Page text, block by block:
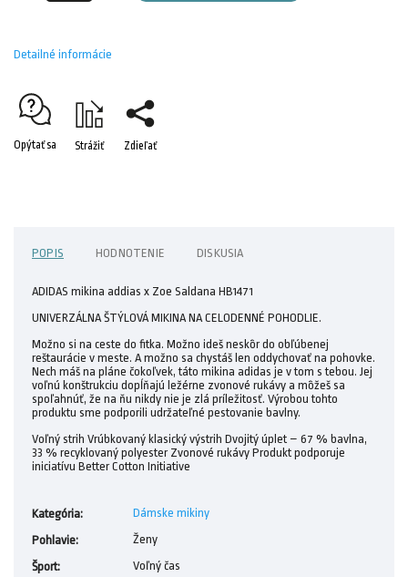
Detailné informácie
Opýtať sa Strážiť Zdieľať
POPIS HODNOTENIE DISKUSIA
ADIDAS mikina addias x Zoe Saldana HB1471
UNIVERZÁLNA ŠTÝLOVÁ MIKINA NA CELODENNÉ POHODLIE.
Možno si na ceste do fitka. Možno ideš neskôr do obľúbenej
reštaurácie v meste. A možno sa chystáš len oddychovať na pohovke.
Nech máš na pláne čokoľvek, táto mikina adidas je v tom s tebou. Jej
voľnú konštrukciu dopĺňajú ležérne zvonové rukávy a môžeš sa
spoľahnúť, že na ňu nikdy nie je zlá príležitosť. Výrobou tohto
produktu sme podporili udržateľné pestovanie bavlny.
Voľný strih Vrúbkovaný klasický výstrih Dvojitý úplet – 67 % bavlna,
33 % recyklovaný polyester Zvonové rukávy Produkt podporuje
iniciatívu Better Cotton Initiative
Kategória:
Dámske mikiny
Pohlavie:
Ženy
Šport: Voľný čas